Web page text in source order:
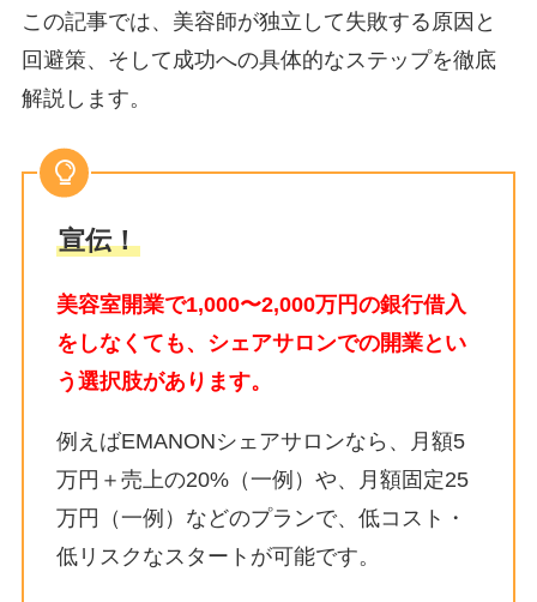
この記事では、美容師が独立して失敗する原因と
回避策、そして成功への具体的なステップを徹底
解説します。
宣伝！
美容室開業で1,000〜2,000万円の銀行借入
をしなくても、シェアサロンでの開業とい
う選択肢があります。
例えばEMANONシェアサロンなら、月額5
万円＋売上の20%（一例）や、月額固定25
万円（一例）などのプランで、低コスト・
低リスクなスタートが可能です。